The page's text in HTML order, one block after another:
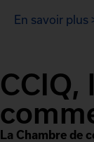
En savoir plus
CCIQ,
La Chambre de